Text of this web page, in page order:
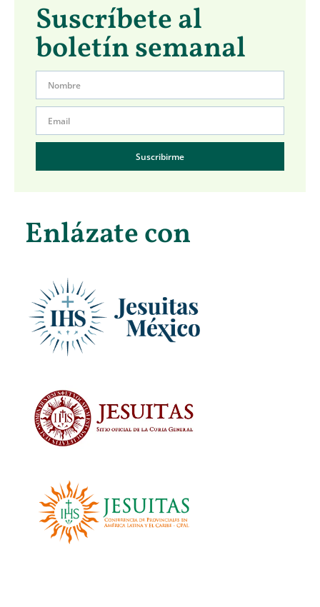
Suscríbete al
boletín semanal
Suscribirme
Enlázate con